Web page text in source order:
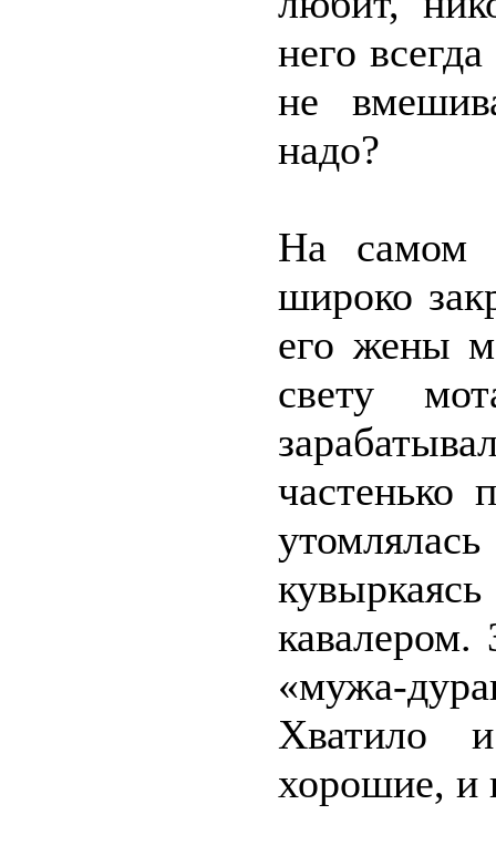
него
не
надо?
На самом
широко
его жены
свету
частенько
кавалером.
«мужа-
Хватило
хорошие, и